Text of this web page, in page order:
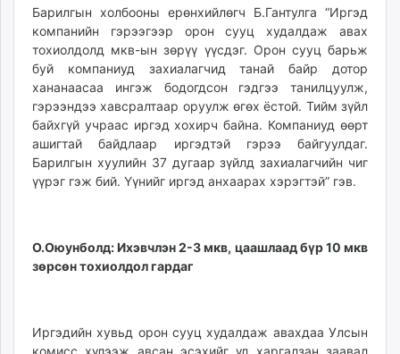
Барилгын холбооны ерөнхийлөгч Б.Гантулга “Иргэд
компанийн гэрээгээр орон сууц худалдаж авах
тохиолдолд мкв-ын зөрүү үүсдэг. Орон сууц барьж
буй компаниуд захиалагчид танай байр дотор
хананаасаа ингэж бодогдсон гэдгээ танилцуулж,
гэрээндээ хавсралтаар оруулж өгөх ёстой. Тийм зүйл
байхгүй учраас иргэд хохирч байна. Компаниуд өөрт
ашигтай байдлаар иргэдтэй гэрээ байгуулдаг.
Барилгын хуулийн 37 дугаар зүйлд захиалагчийн чиг
үүрэг гэж бий. Үүнийг иргэд анхаарах хэрэгтэй” гэв.
О.Оюунболд: Ихэвчлэн 2-3 мкв, цаашлаад бүр 10 мкв
зөрсөн тохиолдол гардаг
Иргэдийн хувьд орон сууц худалдаж авахдаа Улсын